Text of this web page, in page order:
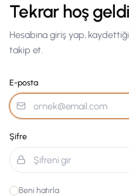
Tekrar hoş
Hesabına giriş yap,
takip et.
E-posta
Şifre
Beni hatırla